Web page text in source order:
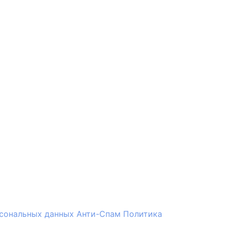
данных Анти-Спам Политика